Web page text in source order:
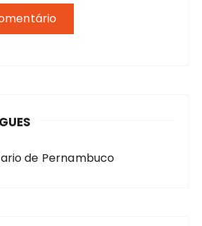
de Pernambuco